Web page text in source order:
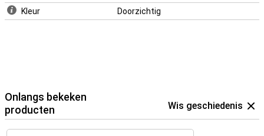
Kleur
Doorzichtig
Onlangs bekeken
producten
Wis geschiedenis